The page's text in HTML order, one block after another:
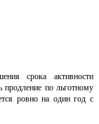
срока активности
продление по льготному
ровно на один год с